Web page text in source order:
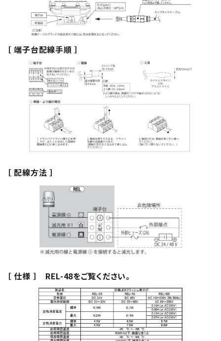
［ 端子台配線手順 ］
［ 配線方法 ］
［ 仕様 ］ REL-48をご覧ください。